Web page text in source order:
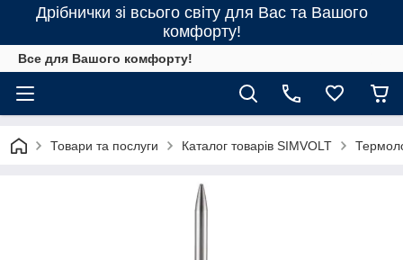
Дрібнички зі всього світу для Вас та Вашого
комфорту!
Все для Вашого комфорту!
Товари та послуги Каталог товарів SIMVOLT